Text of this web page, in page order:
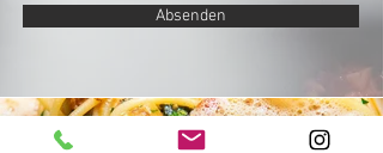
Absenden